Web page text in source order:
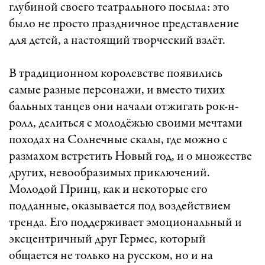
глубиной своего театрального посыла: это
было не просто праздничное представление
для детей, а настоящий творческий взлёт.
В традиционном королевстве появились
самые разные персонажи, и вместо тихих
бальных танцев они начали отжигать рок-н-
ролл, делиться с молодёжью своими мечтами
походах на Солнечные скалы, где можно с
размахом встретить Новый год, и о множестве
других, невообразимых приключений.
Молодой Принц, как и некоторые его
подданные, оказывается под воздействием
тренда. Его поддерживает эмоциональный и
эксцентричный друг Гермес, который
общается не только на русском, но и на